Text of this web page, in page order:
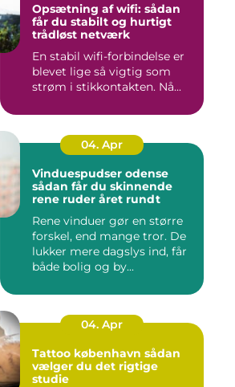
Opsætning af wifi: sådan
får du stabilt og hurtigt
trådløst netværk
En stabil wifi-forbindelse er
blevet lige så vigtig som
strøm i stikkontakten. Nå...
04. Apr
Vinduespudser odense
sådan får du skinnende
rene ruder året rundt
Rene vinduer gør en større
forskel, end mange tror. De
lukker mere dagslys ind, får
både bolig og by...
04. Apr
Tattoo københavn sådan
vælger du det rigtige
studie